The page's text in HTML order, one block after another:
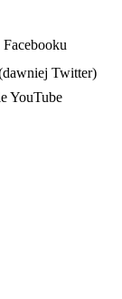
Twitter)
YouTube